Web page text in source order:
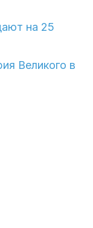
на 25
Великого в